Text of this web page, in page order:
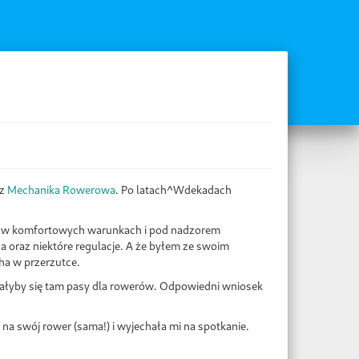
Mechanika Rowerowa. Po latach^Wdekadach
komfortowych warunkach i pod nadzorem
oraz niektóre regulacje. A że byłem ze swoim
w przerzutce.
się tam pasy dla rowerów. Odpowiedni wniosek
swój rower (sama!) i wyjechała mi na spotkanie.